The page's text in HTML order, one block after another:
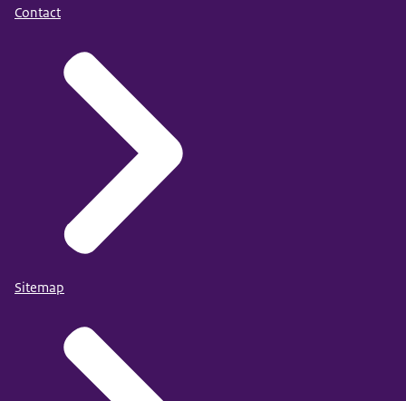
Contact
Sitemap